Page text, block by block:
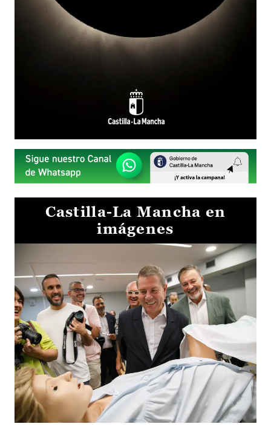
Castilla-La Mancha en
imágenes